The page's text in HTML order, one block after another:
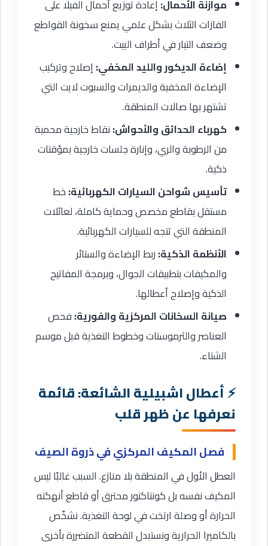
موازنة الأحمال: إعادة توزيع أحمال الفيلا على
الفازات الثلاث بشكل علمي يمنع سخونة القواطع
وضعف التيار في أطراف البيت.
إضاءة الديكور والليد المخفي: إصلاح وتركيب
الإضاءة المخفية والديمرات والسبوت لايت التي
تشتهر بها صالات المنطقة.
كهرباء الحدائق والأحواش: نقاط خارجية محمية
من الرطوبة والري، وإنارة جلسات خارجية بمؤقتات
ذكية.
تأسيس شواحن السيارات الكهربائية: خط
مستقل بقاطع مخصص وحماية كاملة، لعائلات
المنطقة التي تتجه للسيارات الكهربائية.
الأنظمة الذكية: ربط الإضاءة والستائر
والمكيفات بتطبيقات الجوال، وبرمجة المفاتيح
الذكية وإصلاح أعطالها.
صيانة السخانات المركزية والفورية: فحص
العناصر والثرموستات وخطوط التغذية قبل موسم
الشتاء.
أعطال اشبيلية الشائعة: قائمة
نعرفها عن ظهر قلب
فصل المكيف المركزي في ذروة الصيف
العطل الأول في المنطقة بلا منازع. السبب غالبًا ليس
المكيف نفسه بل كونتاكتور محترق أو قاطع أنهكته
الحرارة أو وصلة ارتخت في لوحة التغذية. نشخّص
بالكاميرا الحرارية ونستبدل القطعة المتضررة بأخرى